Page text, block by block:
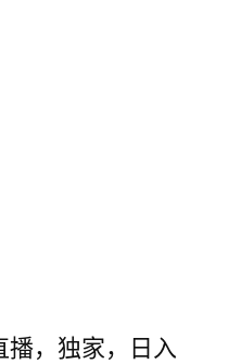
播，独家，日入